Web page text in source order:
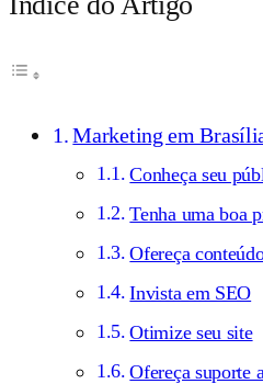
Marketing em
Conheça seu
Tenha uma boa
Ofereça
Invista em SEO
Otimize seu site
Ofereça suporte